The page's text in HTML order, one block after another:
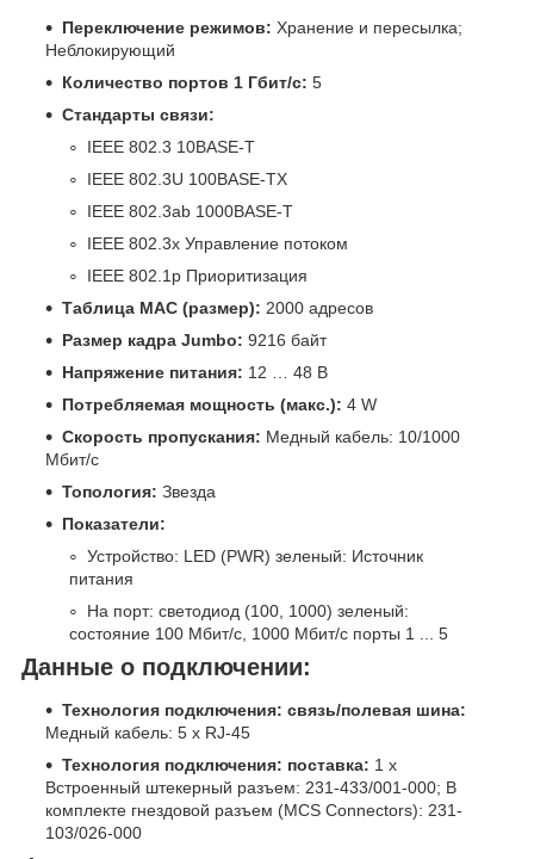
Переключение режимов: Хранение и пересылка;
Неблокирующий
Количество портов 1 Гбит/с: 5
Стандарты связи:
IEEE 802.3 10BASE-T
IEEE 802.3U 100BASE-TX
IEEE 802.3ab 1000BASE-T
IEEE 802.3x Управление потоком
IEEE 802.1p Приоритизация
Таблица MAC (размер): 2000 адресов
Размер кадра Jumbo: 9216 байт
Напряжение питания: 12 … 48 В
Потребляемая мощность (макс.): 4 W
Скорость пропускания: Медный кабель: 10/1000
Мбит/с
Топология: Звезда
Показатели:
Устройство: LED (PWR) зеленый: Источник
питания
На порт: светодиод (100, 1000) зеленый:
состояние 100 Мбит/с, 1000 Мбит/с порты 1 ... 5
Данные о подключении:
Технология подключения: связь/полевая шина:
Медный кабель: 5 x RJ-45
Технология подключения: поставка: 1 х
Встроенный штекерный разъем: 231-433/001-000; В
комплекте гнездовой разъем (MCS Connectors): 231-
103/026-000